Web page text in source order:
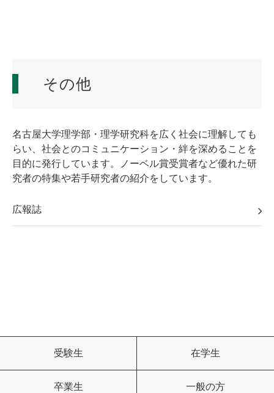
その他
名古屋大学理学部・理学研究科を広く社会に理解しても
らい、社会とのコミュニケーション・絆を深めることを
目的に発行しています。ノーベル賞受賞者など優れた研
究者の特集や若手研究者の紹介をしています。
広報誌
受験生 在学生
卒業生 一般の方